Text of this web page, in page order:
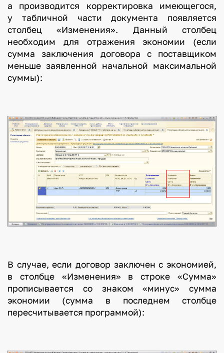
а производится корректировка имеющегося,
у табличной части документа появляется
столбец «Изменения». Данный столбец
необходим для отражения экономии (если
сумма заключения договора с поставщиком
меньше заявленной начальной максимальной
суммы):
В случае, если договор заключен с экономией,
в столбце «Изменения» в строке «Сумма»
прописывается со знаком «минус» сумма
экономии (сумма в последнем столбце
пересчитывается программой):